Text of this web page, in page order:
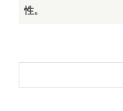
性。
索：